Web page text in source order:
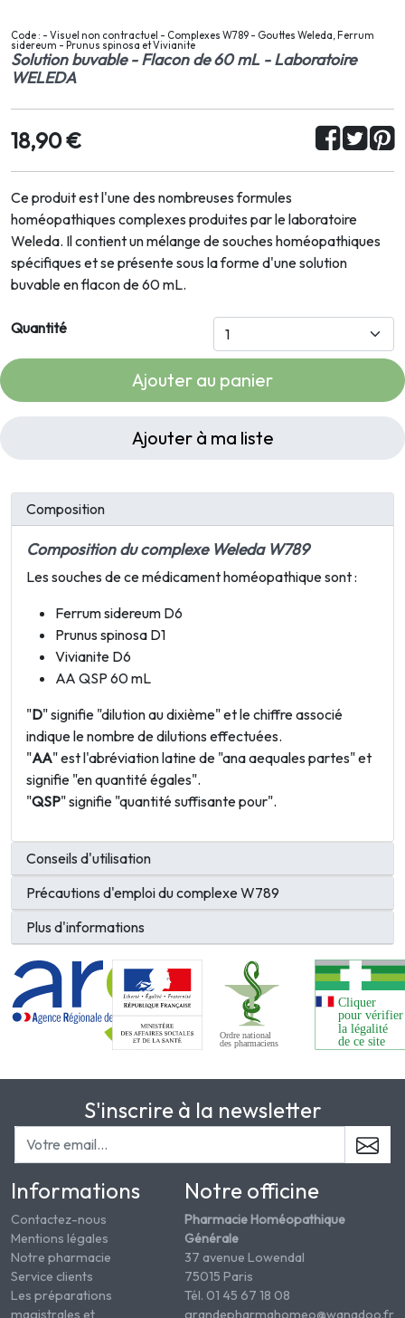
Code : - Visuel non contractuel - Complexes W789 - Gouttes Weleda, Ferrum
sidereum - Prunus spinosa et Vivianite
Solution buvable - Flacon de 60 mL - Laboratoire
WELEDA
18,90 €
Ce produit est l'une des nombreuses formules
homéopathiques complexes produites par le laboratoire
Weleda. Il contient un mélange de souches homéopathiques
spécifiques et se présente sous la forme d'une solution
buvable en flacon de 60 mL.
Quantité
Ajouter au panier
Ajouter à ma liste
Composition
Composition du complexe Weleda W789
Les souches de ce médicament homéopathique sont :
Ferrum sidereum D6
Prunus spinosa D1
Vivianite D6
AA QSP 60 mL
"D" signifie "dilution au dixième" et le chiffre associé
indique le nombre de dilutions effectuées.
"AA" est l'abréviation latine de "ana aequales partes" et
signifie "en quantité égales".
"QSP" signifie "quantité suffisante pour".
Conseils d'utilisation
Précautions d'emploi du complexe W789
Plus d'informations
S'inscrire à la newsletter
Informations
Contactez-nous
Mentions légales
Notre pharmacie
Service clients
Les préparations
magistrales et
Notre officine
Pharmacie Homéopathique
Générale
37 avenue Lowendal
75015 Paris
Tél. 01 45 67 18 08
grandepharmahomeo@wanadoo.fr